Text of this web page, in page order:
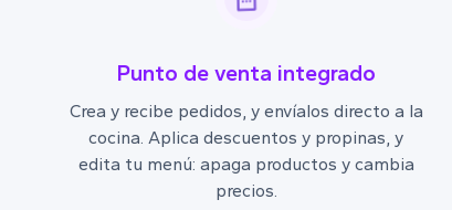
Punto de venta integrado
Crea y recibe pedidos, y envíalos directo a la
cocina. Aplica descuentos y propinas, y
edita tu menú: apaga productos y cambia
precios.